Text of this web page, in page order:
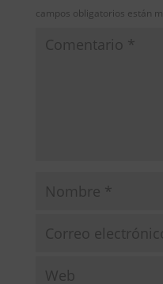
campos obligatorios están